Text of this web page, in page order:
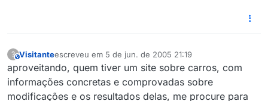
?This user is from outside of this forum
Visitanteescreveu em 5 de jun. de 2005 21:19
última edição por
aproveitando, quem tiver um site sobre carros, com
informações concretas e comprovadas sobre
modificações e os resultados delas, me procure para